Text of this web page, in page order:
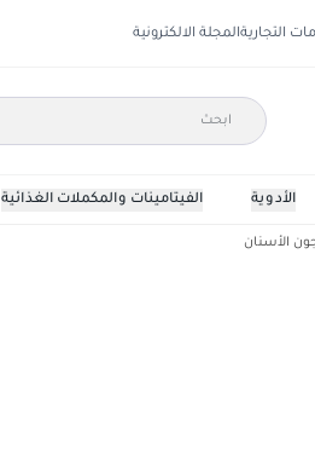
التجاريةالمجلة الالكترونية
الفيتامينات والمكملات الغذائية الأدوية
الأسنان